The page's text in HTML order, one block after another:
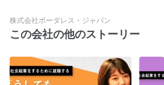
株式会社ボーダレス・ジャパン
この会社の他のストーリー